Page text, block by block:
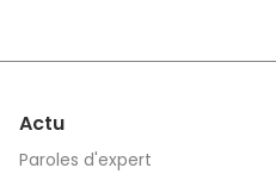
Actu
Paroles d'expert